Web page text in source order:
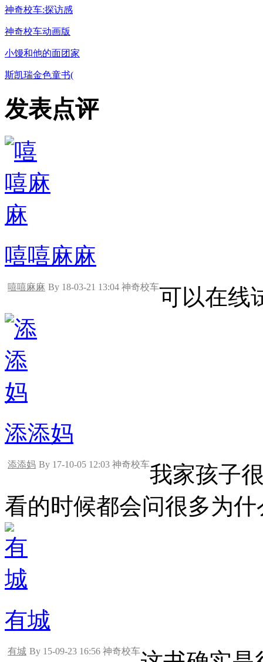
神奇校车:探访感
神奇校车动画版
小馒和他的面团家
斯凯瑞金色童书(
发表点评
嘻嘻麻麻
嘻嘻麻麻 By 18-03-21 13:04 神奇校车可以在线
添添妈
添添妈 By 17-10-05 12:03 神奇校车我家孩子
看的时候都会问很多为什
有城
有城 By 15-09-23 16:56 神奇校车